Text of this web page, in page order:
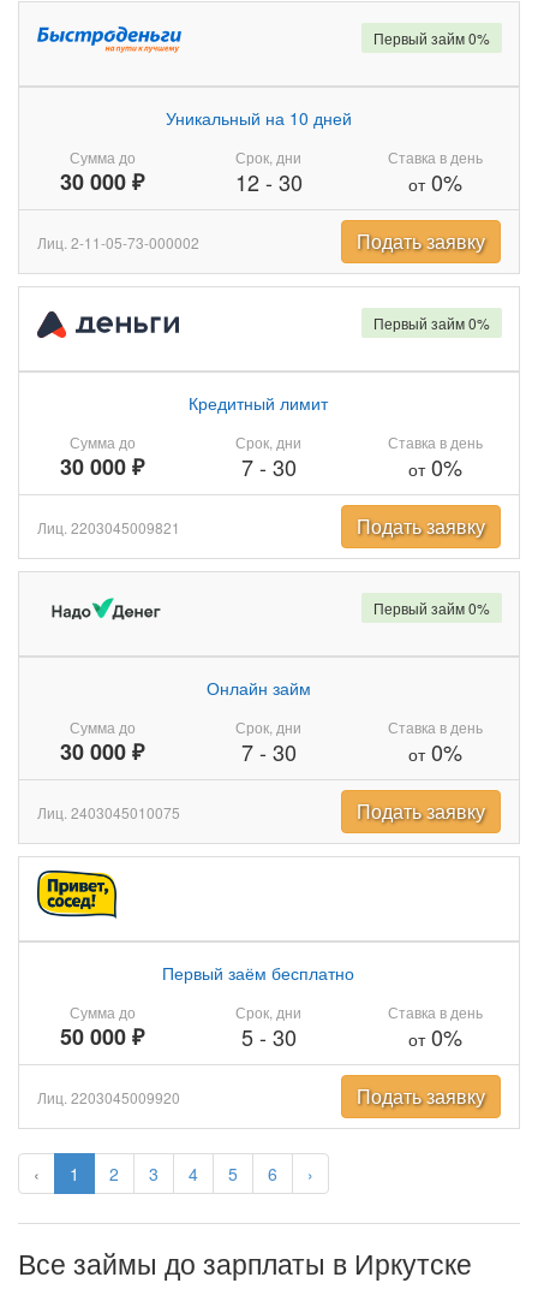
‹ 1 2 3 4 5 6 ›
Сумма до
30 000 ₽
Уникальный на 10 дней
Срок, дни
12- 30
Ставка в день
от0%
Первый займ 0%
Лиц. 2-11-05-73-000002 Подать заявку
Сумма до
30 000 ₽
Кредитный лимит
Срок, дни
7- 30
Ставка в день
от0%
Первый займ 0%
Лиц. 2203045009821 Подать заявку
Сумма до
30 000 ₽
Онлайн займ
Срок, дни
7- 30
Ставка в день
от0%
Первый займ 0%
Лиц. 2403045010075 Подать заявку
Сумма до
50 000 ₽
Первый заём бесплатно
Срок, дни
5- 30
Ставка в день
от0%
Лиц. 2203045009920 Подать заявку
Все займы до зарплаты в Иркутске